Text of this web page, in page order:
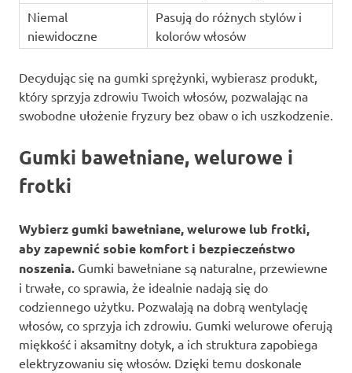
Niemal
niewidoczne
Pasują do różnych stylów i
kolorów włosów
Decydując się na gumki sprężynki, wybierasz produkt,
który sprzyja zdrowiu Twoich włosów, pozwalając na
swobodne ułożenie fryzury bez obaw o ich uszkodzenie.
Gumki bawełniane, welurowe i
frotki
Wybierz gumki bawełniane, welurowe lub frotki,
aby zapewnić sobie komfort i bezpieczeństwo
noszenia. Gumki bawełniane są naturalne, przewiewne
i trwałe, co sprawia, że idealnie nadają się do
codziennego użytku. Pozwalają na dobrą wentylację
włosów, co sprzyja ich zdrowiu. Gumki welurowe oferują
miękkość i aksamitny dotyk, a ich struktura zapobiega
elektryzowaniu się włosów. Dzięki temu doskonale